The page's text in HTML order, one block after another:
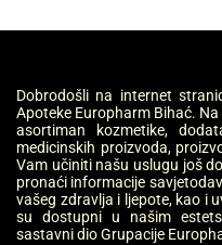
Dobrodošli na internet
Apoteke Europharm Bihać.
asortiman kozmetike,
medicinskih proizvoda,
Vam učiniti našu uslugu još
pronaći informacije
vašeg zdravlja i ljepote, kao i
su dostupni u našim
sastavni dio Grupacije